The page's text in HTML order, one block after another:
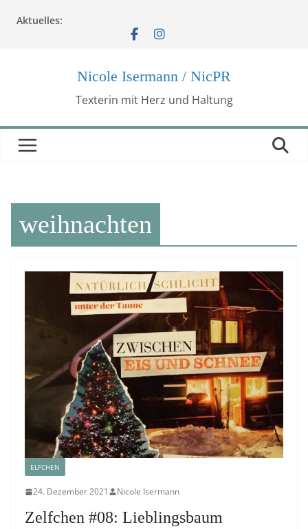
Inhalt
Aktuelles:
Nicole Isermann / NicPR
Texterin mit Herz und Haltung
weihnachten
ELFCHEN
24. Dezember 2021 Nicole Isermann
Zelfchen #08: Lieblingsbaum